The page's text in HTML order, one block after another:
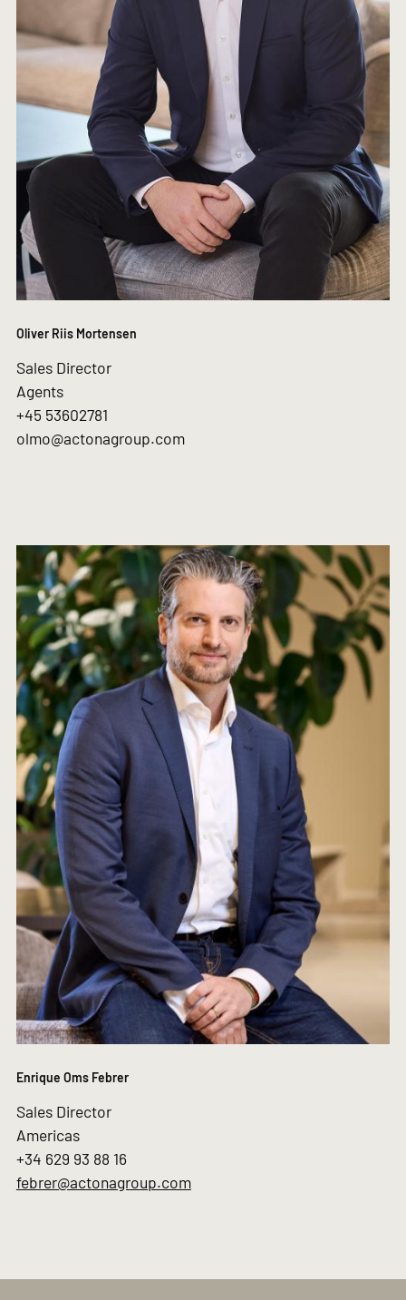
Oliver Riis Mortensen
Sales Director
Agents
+45 53602781
olmo@actonagroup.com
Enrique Oms Febrer
Sales Director
Americas
+34 629 93 88 16
febrer@actonagroup.com